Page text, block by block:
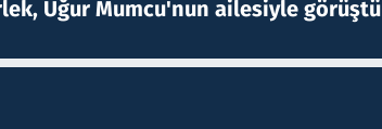
Uğur Mumcu'nun ailesiyle görüştü